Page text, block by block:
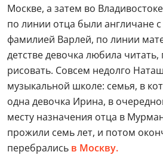
Москве, а затем во
по линии отца были англичане
фамилией Варлей, по линии
детстве девочка любила читать,
рисовать. Совсем недолго
музыкальной школе: семья, в
одна девочка Ирина, в
месту назначения отца в
прожили семь лет, и потом
перебрались в Москву.